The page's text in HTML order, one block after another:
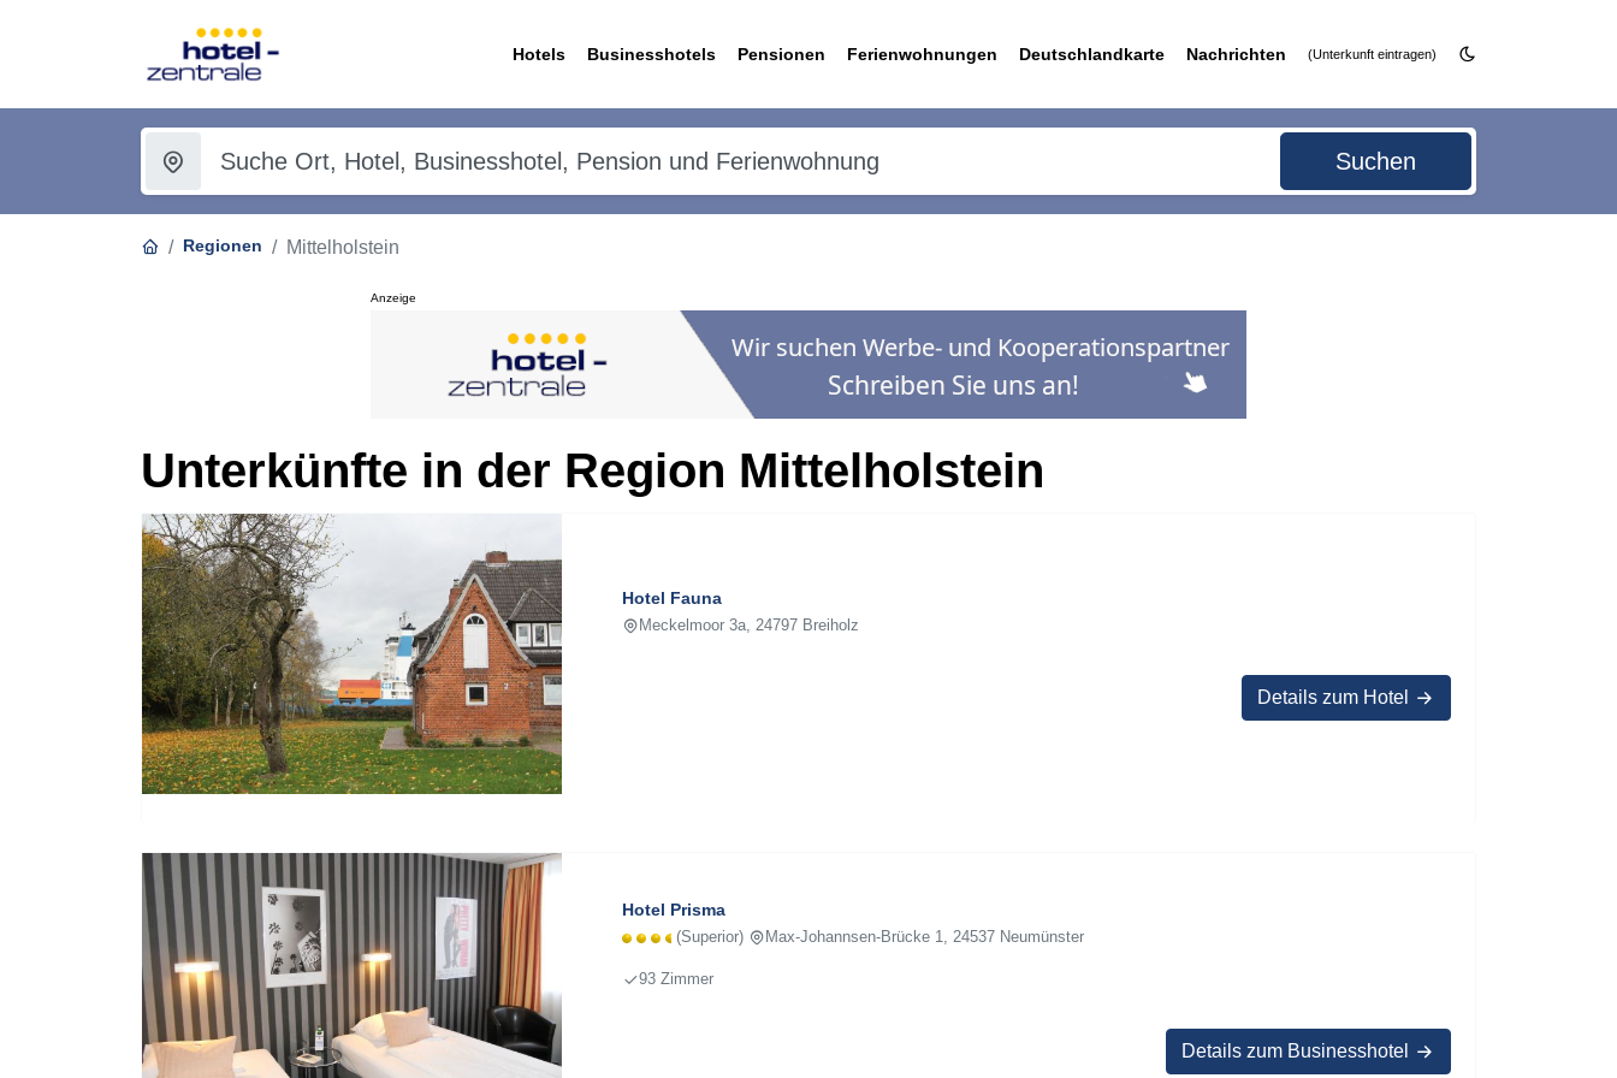
Hotels Businesshotels Pensionen Ferienwohnungen Deutschlandkarte Nachrichten (Unterkunft eintragen)
Suchen
Regionen Mittelholstein
Anzeige
Unterkünfte in der Region Mittelholstein
Hotel Fauna
Meckelmoor 3a, 24797 Breiholz
Details zum Hotel
Hotel Prisma
(Superior) Max-Johannsen-Brücke 1, 24537 Neumünster
93 Zimmer
Details zum Businesshotel